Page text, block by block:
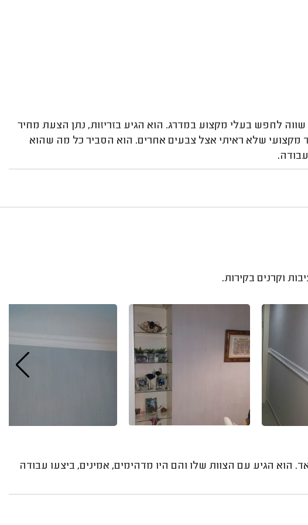
לחפש בעלי מקצוע במדרג. הוא הגיע בזריזות, נתן הצעת מחיר
מקצועי שלא ראיתי אצל צבעים אחרים. הוא הסביר כל מה שהוא
וקרנים בקירות.
הוא הגיע עם הצוות שלו והם היו מדהימים, אמינים, ביצעו עבודה